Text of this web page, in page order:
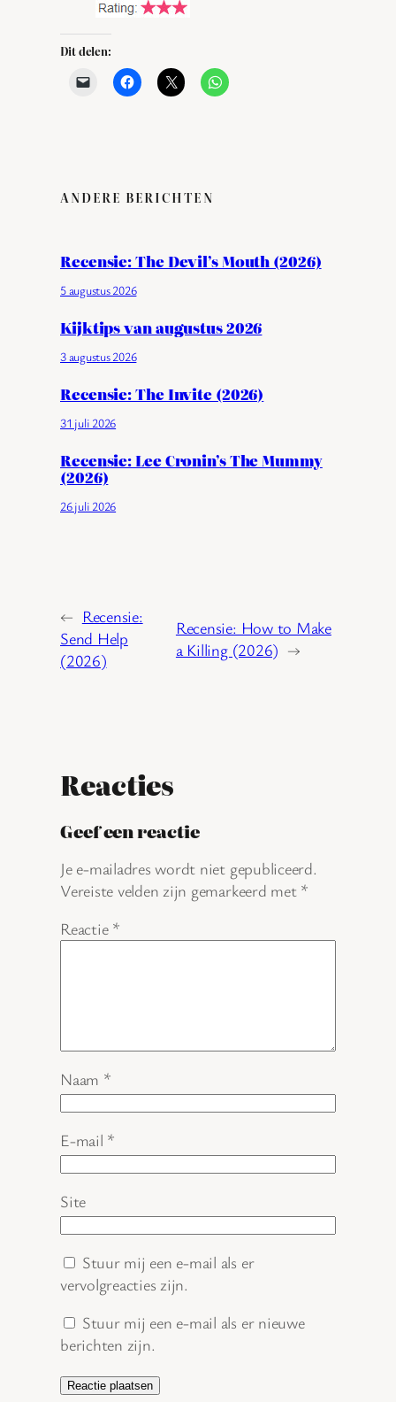
Dit delen:
ANDERE BERICHTEN
Recensie: The Devil’s Mouth (2026)
5 augustus 2026
Kijktips van augustus 2026
3 augustus 2026
Recensie: The Invite (2026)
31 juli 2026
Recensie: Lee Cronin’s The Mummy
(2026)
26 juli 2026
← Recensie:
Send Help
(2026)
Recensie: How to Make
a Killing (2026) →
Reacties
Geef een reactie
Je e-mailadres wordt niet gepubliceerd.
Vereiste velden zijn gemarkeerd met *
Reactie *
Naam *
E-mail *
Site
Stuur mij een e-mail als er
vervolgreacties zijn.
Stuur mij een e-mail als er nieuwe
berichten zijn.